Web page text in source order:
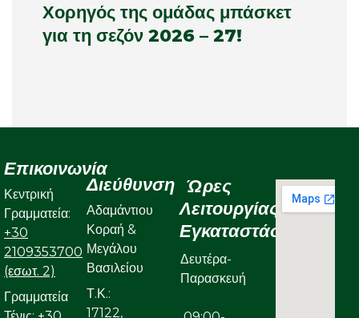
Χορηγός της ομάδας μπάσκετ
για τη σεζόν 2026 – 27!
Επικοινωνία
Κεντρική
Γραμματεία:
+30
2109353700
(εσωτ. 2)
Γραμματεία
Διεύθυνση
Αδαμάντιου
Κοραή &
Μεγάλου
Βασιλείου
Τ.Κ.:
17122,
Ώρες
Λειτουργίας
Εγκαταστάσεων
Δευτέρα-
Παρασκευή